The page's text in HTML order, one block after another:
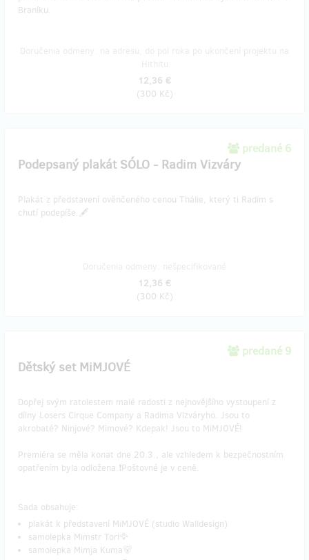
Braníku.
12,36 €
(300 Kč)
predané 6
Podepsaný plakát SÓLO - Radim Vizváry
Plakát z představení ověnčeného cenou Thálie, který ti Radim s
chutí podepíše.🖋️
12,36 €
(300 Kč)
predané 9
Dětský set MiMJOVÉ
Dopřej svým ratolestem malé radosti z nejnovějšího vystoupení z
dílny Losers Cirque Company a Radima Vizváryho. Jsou to
akrobaté? Ninjové? Mimové? Kdepak! Jsou to MiMJOVÉ!
Premiéra se měla konat dne 20.3., ale vzhledem k bezpečnostním
opatřením byla odložena.❗Poštovné je v ceně.
Sada obsahuje:
plakát k představení MiMJOVÉ (studio Walldesign)
samolepka Mimstr Tori🦅
samolepka Mimja Kuma🐻